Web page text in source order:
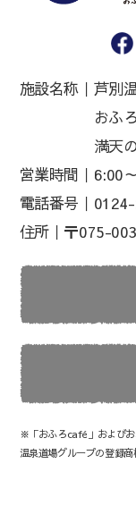
施設名称｜ 芦別
おふ
満天
営業時間｜ 6:00
電話番号｜
住所｜ 〒075-
※「おふろcafé」およびお
温泉道場グループの登録商